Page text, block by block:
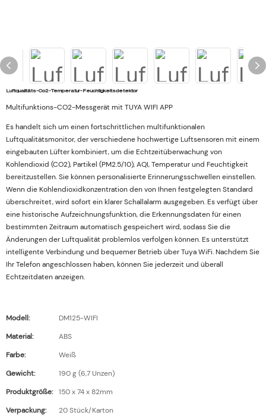
Luftqualitäts-Co2-Temperatur-Feuchtigkeitsdetektor
Multifunktions-CO2-Messgerät mit TUYA WIFI APP
Es handelt sich um einen fortschrittlichen multifunktionalen
Luftqualitätsmonitor, der verschiedene hochwertige Luftsensoren mit einem
eingebauten Lüfter kombiniert, um die Echtzeitüberwachung von
Kohlendioxid (CO2), Partikel (PM2.5/10), AQI, Temperatur und Feuchtigkeit
bereitzustellen. Sie können personalisierte Erinnerungsschwellen einstellen.
Wenn die Kohlendioxidkonzentration den von Ihnen festgelegten Standard
überschreitet, wird sofort ein klarer Schallalarm ausgegeben. Es verfügt über
eine historische Aufzeichnungsfunktion, die Erkennungsdaten für einen
bestimmten Zeitraum automatisch gespeichert wird, sodass Sie die
Änderungen der Luftqualität problemlos verfolgen können. Es unterstützt
intelligente Verbindung und bequemer Betrieb über Tuya WiFi. Nachdem Sie
Ihr Telefon angeschlossen haben, können Sie jederzeit und überall
Echtzeitdaten anzeigen.
Modell:
DM125-WIFI
Material:
ABS
Farbe:
Weiß
Gewicht:
190 g (6,7 Unzen)
Produktgröße:
150 x 74 x 82mm
Verpackung:
20 Stück/Karton